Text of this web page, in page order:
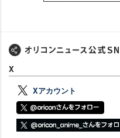
X
Xアカウント